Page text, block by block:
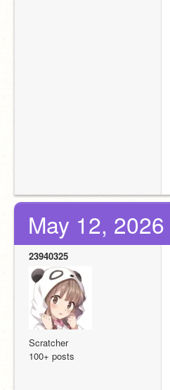
May 12,
23940325
Scratcher
100+ posts